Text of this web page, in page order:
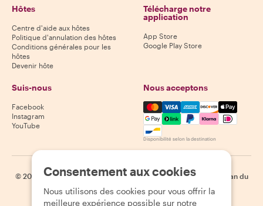
Hôtes
Centre d'aide aux hôtes
Politique d'annulation des hôtes
Conditions générales pour les
hôtes
Devenir hôte
Télécharge notre
application
App Store
Google Play Store
Suis-nous
Facebook
Instagram
YouTube
Nous acceptons
Mastercard, Visa, Amex,
Disponibilité selon la destination
© 2026 Withlocals.com | Politique de confidentialité | Cookies
Plan du
site
Consentement aux cookies
Nous utilisons des cookies pour vous offrir la
meilleure expérience possible sur notre